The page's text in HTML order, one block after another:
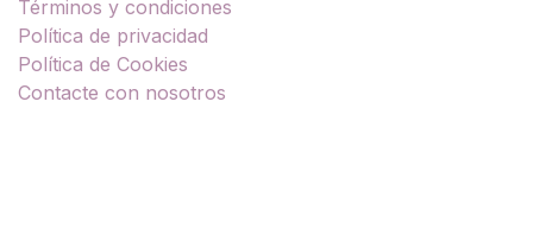
Términos y condiciones
Política de privacidad
Política de Cookies
Contacte con nosotros